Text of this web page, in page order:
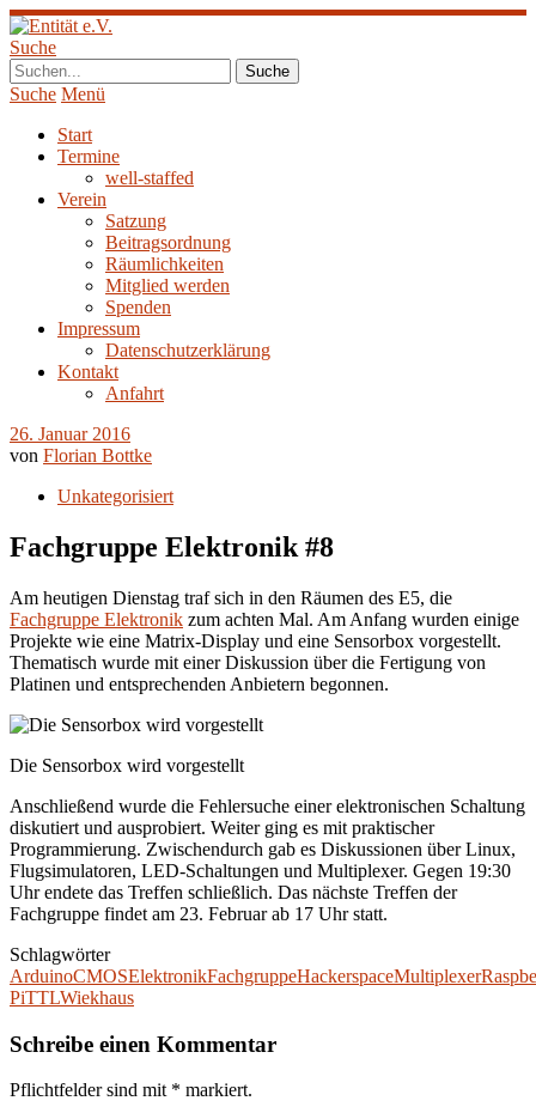
Suche
Suche Menü
Start
Termine
well-staffed
Verein
Satzung
Beitragsordnung
Räumlichkeiten
Mitglied werden
Spenden
Impressum
Datenschutzerklärung
Kontakt
Anfahrt
26. Januar 2016
von Florian Bottke
Unkategorisiert
Fachgruppe Elektronik #8
Am heutigen Dienstag traf sich in den Räumen des E5, die
Fachgruppe Elektronik zum achten Mal. Am Anfang wurden einige
Projekte wie eine Matrix-Display und eine Sensorbox vorgestellt.
Thematisch wurde mit einer Diskussion über die Fertigung von
Platinen und entsprechenden Anbietern begonnen.
Die Sensorbox wird vorgestellt
Anschließend wurde die Fehlersuche einer elektronischen Schaltung
diskutiert und ausprobiert. Weiter ging es mit praktischer
Programmierung. Zwischendurch gab es Diskussionen über Linux,
Flugsimulatoren, LED-Schaltungen und Multiplexer. Gegen 19:30
Uhr endete das Treffen schließlich. Das nächste Treffen der
Fachgruppe findet am 23. Februar ab 17 Uhr statt.
Schlagwörter
ArduinoCMOSElektronikFachgruppeHackerspaceMultiplexer
PiTTLWiekhaus
Schreibe einen Kommentar
Pflichtfelder sind mit * markiert.